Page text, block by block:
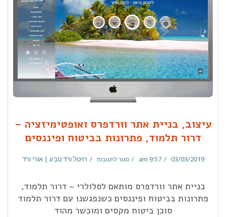
עיצוב, בניית אתר וורדפרס ואופטימיזציה –
דרור תלמוד, פתרונות בביטוח ופיננסים
03/03/2019
9:57 am סגור לתגובות רויטל ורד טבע | אורי ורד
בניית אתר וורדפרס מותאם לסלולרי – דרור תלמוד,
פתרונות בביטוח ופיננסים כשנפגשנו עם דרור תלמוד
סוכן ביטוח מקסים ומוכשר מהוד